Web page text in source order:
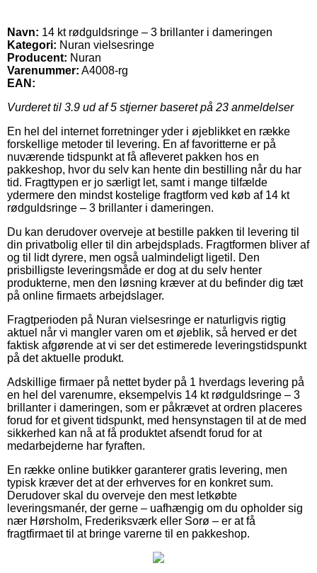
Navn: 14 kt rødguldsringe – 3 brillanter i dameringen
Kategori: Nuran vielsesringe
Producent: Nuran
Varenummer: A4008-rg
EAN:
Vurderet til 3.9 ud af 5 stjerner baseret på 23 anmeldelser
En hel del internet forretninger yder i øjeblikket en række
forskellige metoder til levering. En af favoritterne er på
nuværende tidspunkt at få afleveret pakken hos en
pakkeshop, hvor du selv kan hente din bestilling når du har
tid. Fragttypen er jo særligt let, samt i mange tilfælde
ydermere den mindst kostelige fragtform ved køb af 14 kt
rødguldsringe – 3 brillanter i dameringen.
Du kan derudover overveje at bestille pakken til levering til
din privatbolig eller til din arbejdsplads. Fragtformen bliver af
og til lidt dyrere, men også ualmindeligt ligetil. Den
prisbilligste leveringsmåde er dog at du selv henter
produkterne, men den løsning kræver at du befinder dig tæt
på online firmaets arbejdslager.
Fragtperioden på Nuran vielsesringe er naturligvis rigtig
aktuel når vi mangler varen om et øjeblik, så herved er det
faktisk afgørende at vi ser det estimerede leveringstidspunkt
på det aktuelle produkt.
Adskillige firmaer på nettet byder på 1 hverdags levering på
en hel del varenumre, eksempelvis 14 kt rødguldsringe – 3
brillanter i dameringen, som er påkrævet at ordren placeres
forud for et givent tidspunkt, med hensynstagen til at de med
sikkerhed kan nå at få produktet afsendt forud for at
medarbejderne har fyraften.
En række online butikker garanterer gratis levering, men
typisk kræver det at der erhverves for en konkret sum.
Derudover skal du overveje den mest letkøbte
leveringsmanér, der gerne – uafhængig om du opholder sig
nær Hørsholm, Frederiksværk eller Sorø – er at få
fragtfirmaet til at bringe varerne til en pakkeshop.